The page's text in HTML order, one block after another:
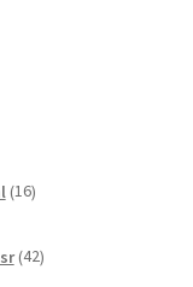
16izdelkov
42izdelkov